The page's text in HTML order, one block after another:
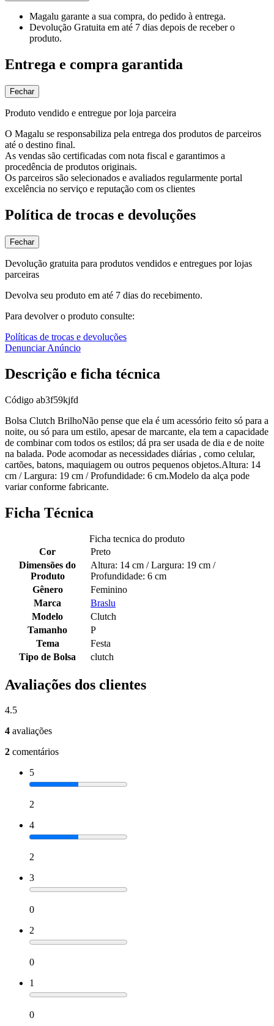
Magalu garante a sua compra, do pedido à entrega.
Devolução Gratuita em até 7 dias depois de receber o
produto.
Entrega e compra garantida
Fechar
Produto vendido e entregue por loja parceira
O Magalu se responsabiliza pela entrega dos produtos de parceiros
até o destino final.
As vendas são certificadas com nota fiscal e garantimos a
procedência de produtos originais.
Os parceiros são selecionados e avaliados regularmente portal
excelência no serviço e reputação com os clientes
Política de trocas e devoluções
Fechar
Devolução gratuita para produtos vendidos e entregues por lojas
parceiras
Devolva seu produto em até 7 dias do recebimento.
Para devolver o produto consulte:
Políticas de trocas e devoluções
Denunciar Anúncio
Descrição e ficha técnica
Código ab3f59kjfd
Bolsa Clutch BrilhoNão pense que ela é um acessório feito só para a
noite, ou só para um estilo, apesar de marcante, ela tem a capacidade
de combinar com todos os estilos; dá pra ser usada de dia e de noite
na balada. Pode acomodar as necessidades diárias , como celular,
cartões, batons, maquiagem ou outros pequenos objetos.Altura: 14
cm / Largura: 19 cm / Profundidade: 6 cm.Modelo da alça pode
variar conforme fabricante.
Ficha Técnica
Ficha tecnica do produto
Cor
Preto
Dimensões do
Produto
Altura: 14 cm / Largura: 19 cm /
Profundidade: 6 cm
Gênero
Feminino
Marca
Braslu
Modelo
Clutch
Tamanho
P
Tema
Festa
Tipo de Bolsa
clutch
Avaliações dos clientes
4.5
4 avaliações
2 comentários
5
2
4
2
3
0
2
0
1
0